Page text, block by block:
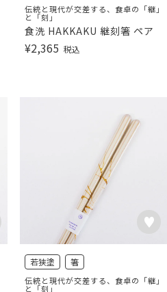
伝統と現代が交差する、食卓の「継」
と「刻」
食洗 HAKKAKU 継刻箸 ペア
¥2,365 税込
若狭塗 箸
伝統と現代が交差する、食卓の「継」
と「刻」